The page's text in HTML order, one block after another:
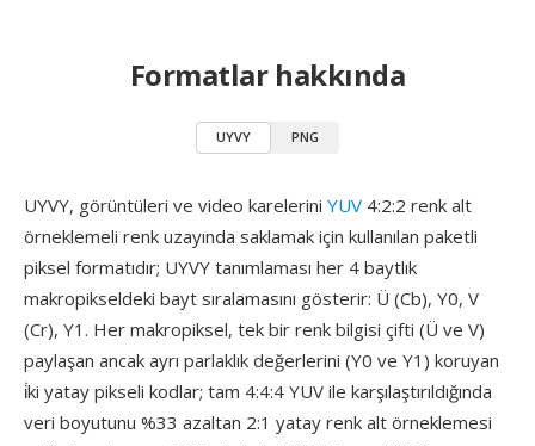
Formatlar hakkında
UYVY PNG
UYVY, görüntüleri ve video karelerini YUV 4:2:2 renk alt
örneklemeli renk uzayında saklamak için kullanılan paketli
piksel formatıdır; UYVY tanımlaması her 4 baytlık
makropikseldeki bayt sıralamasını gösterir: Ü (Cb), Y0, V
(Cr), Y1. Her makropiksel, tek bir renk bilgisi çifti (Ü ve V)
paylaşan ancak ayrı parlaklık değerlerini (Y0 ve Y1) koruyan
i̇ki yatay pikseli kodlar; tam 4:4:4 YUV ile karşılaştırıldığında
veri boyutunu %33 azaltan 2:1 yatay renk alt örneklemesi